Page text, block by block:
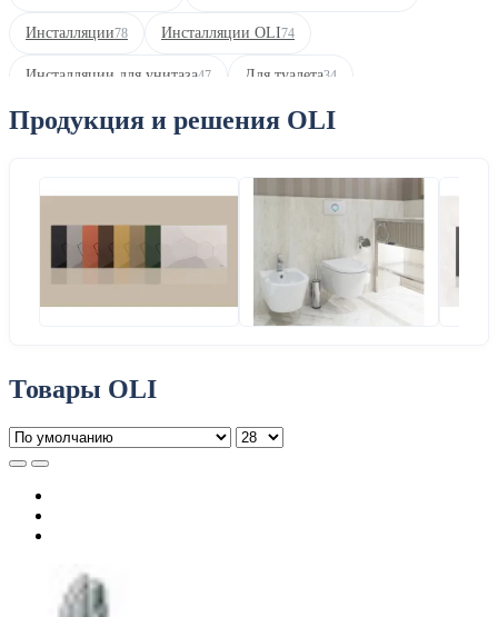
Инсталляции78 Инсталляции OLI74
Инсталляции для унитаза47 Для туалета34
Кнопки смыва хром29 Кнопки смыва черные
Арматура для бачка унитаза18
Арматура для бачка унитаза OLI
Комплект с инсталляцией и кнопкой 18 Oli Slim
12 Сливная арматура бачка
Продукция и решения OLI
Товары OLI